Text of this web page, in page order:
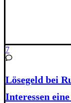
7
Lösegeld bei
Interessen